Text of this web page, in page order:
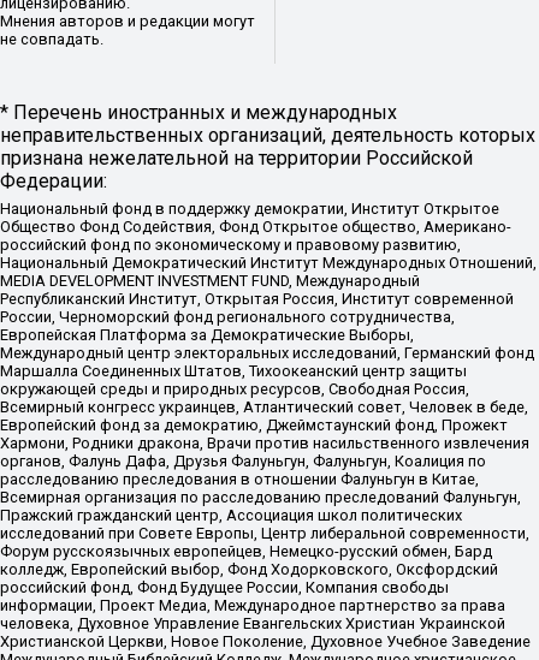
Мнения авторов и редакции могут
не совпадать.
* Перечень иностранных и международных
неправительственных организаций, деятельность которых
признана нежелательной на территории Российской
Федерации:
Национальный фонд в поддержку демократии, Институт Открытое
Общество Фонд Содействия, Фонд Открытое общество, Американо-
российский фонд по экономическому и правовому развитию,
Национальный Демократический Институт Международных Отношений,
MEDIA DEVELOPMENT INVESTMENT FUND, Международный
Республиканский Институт, Открытая Россия, Институт современной
России, Черноморский фонд регионального сотрудничества,
Европейская Платформа за Демократические Выборы,
Международный центр электоральных исследований, Германский фонд
Маршалла Соединенных Штатов, Тихоокеанский центр защиты
окружающей среды и природных ресурсов, Свободная Россия,
Всемирный конгресс украинцев, Атлантический совет, Человек в беде,
Европейский фонд за демократию, Джеймстаунский фонд, Прожект
Хармони, Родники дракона, Врачи против насильственного извлечения
органов, Фалунь Дафа, Друзья Фалуньгун, Фалуньгун, Коалиция по
расследованию преследования в отношении Фалуньгун в Китае,
Всемирная организация по расследованию преследований Фалуньгун,
Пражский гражданский центр, Ассоциация школ политических
исследований при Совете Европы, Центр либеральной современности,
Форум русскоязычных европейцев, Немецко-русский обмен, Бард
колледж, Европейский выбор, Фонд Ходорковского, Оксфордский
российский фонд, Фонд Будущее России, Компания свободы
информации, Проект Медиа, Международное партнерство за права
человека, Духовное Управление Евангельских Христиан Украинской
Христианской Церкви, Новое Поколение, Духовное Учебное Заведение